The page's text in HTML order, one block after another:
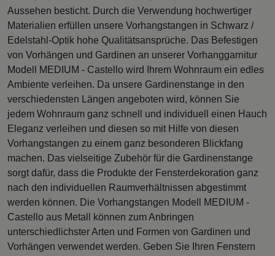
Aussehen besticht. Durch die Verwendung hochwertiger
Materialien erfüllen unsere Vorhangstangen in Schwarz /
Edelstahl-Optik hohe Qualitätsansprüche. Das Befestigen
von Vorhängen und Gardinen an unserer Vorhanggarnitur
Modell MEDIUM - Castello wird Ihrem Wohnraum ein edles
Ambiente verleihen. Da unsere Gardinenstange in den
verschiedensten Längen angeboten wird, können Sie
jedem Wohnraum ganz schnell und individuell einen Hauch
Eleganz verleihen und diesen so mit Hilfe von diesen
Vorhangstangen zu einem ganz besonderen Blickfang
machen. Das vielseitige Zubehör für die Gardinenstange
sorgt dafür, dass die Produkte der Fensterdekoration ganz
nach den individuellen Raumverhältnissen abgestimmt
werden können. Die Vorhangstangen Modell MEDIUM -
Castello aus Metall können zum Anbringen
unterschiedlichster Arten und Formen von Gardinen und
Vorhängen verwendet werden. Geben Sie Ihren Fenstern